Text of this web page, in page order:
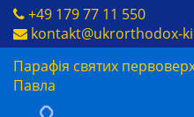
+49 179 77 11 550
kontakt@ukrorthodox-
Парафія святих
Павла